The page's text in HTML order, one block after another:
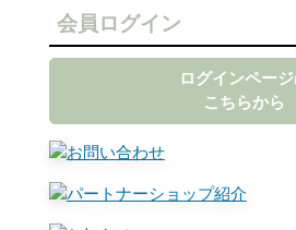
会員ログイン
ログインペー
こちらから